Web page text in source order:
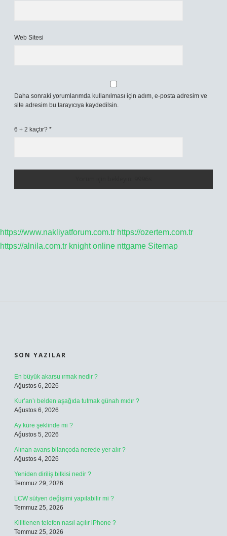
Web Sitesi
Daha sonraki yorumlarımda kullanılması için adım, e-posta adresim ve
site adresim bu tarayıcıya kaydedilsin.
6 + 2 kaçtır? *
https://www.nakliyatforum.com.tr https://ozertem.com.tr
https://alnila.com.tr knight online nttgame Sitemap
SON YAZILAR
En büyük akarsu ırmak nedir ?
Ağustos 6, 2026
Kur’an’ı belden aşağıda tutmak günah mıdır ?
Ağustos 6, 2026
Ay küre şeklinde mi ?
Ağustos 5, 2026
Alınan avans bilançoda nerede yer alır ?
Ağustos 4, 2026
Yeniden diriliş bitkisi nedir ?
Temmuz 29, 2026
LCW sütyen değişimi yapılabilir mi ?
Temmuz 25, 2026
Kilitlenen telefon nasıl açılır iPhone ?
Temmuz 25, 2026